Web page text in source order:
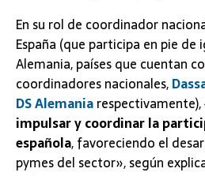
En su rol de coordinador
España (que participa en pie de
Alemania, países que cuentan
coordinadores nacionales,
DS Alemaniarespectivamente),
impulsar y coordinar la
española, favoreciendo el
pymes del sector», según